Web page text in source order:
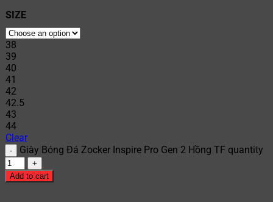
SIZE
38
39
40
41
42
42.5
43
44
Clear
Giày Bóng Đá Zocker Inspire Pro Gen 2 Hồng TF quantity
Add to cart